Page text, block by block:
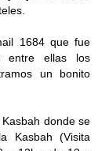
1684 que fue
entre ellas los
un bonito
donde se
Kasbah (Visita